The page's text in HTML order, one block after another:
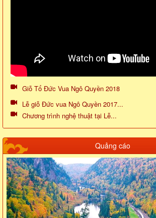
Giỗ Tổ Đức Vua Ngô Quyền 2018
Lễ giỗ Đức vua Ngô Quyền 2017...
Chương trình nghệ thuật tại Lễ...
Quảng cáo